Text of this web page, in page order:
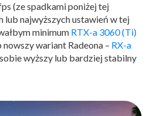
(ze spadkami poniżej tej
lub najwyższych ustawień w tej
minimum RTX-a 3060 (Ti)
nowszy wariant Radeona – RX-a
wyższy lub bardziej stabilny